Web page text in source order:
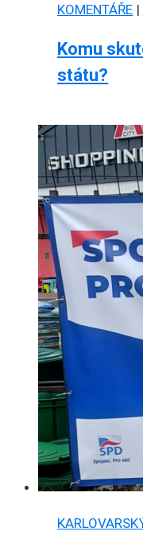
KOMENTÁŘE |
Komu
státu?